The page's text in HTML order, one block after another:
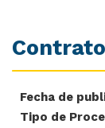
Fecha de
Tipo de